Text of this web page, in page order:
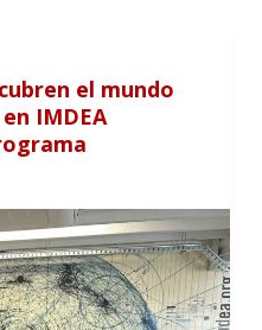
el mundo
IMDEA